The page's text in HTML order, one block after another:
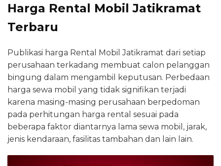
Harga Rental Mobil Jatikramat
Terbaru
Publikasi harga Rental Mobil Jatikramat dari setiap
perusahaan terkadang membuat calon pelanggan
bingung dalam mengambil keputusan. Perbedaan
harga sewa mobil yang tidak signifikan terjadi
karena masing-masing perusahaan berpedoman
pada perhitungan harga rental sesuai pada
beberapa faktor diantarnya lama sewa mobil, jarak,
jenis kendaraan, fasilitas tambahan dan lain lain.